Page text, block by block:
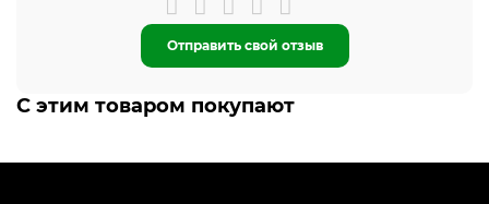
Отправить свой отзыв
С этим товаром покупают